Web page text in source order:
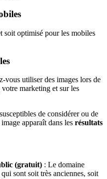
soit optimisé pour les mobiles
vous utiliser des images lors de
marketing et sur les
de considérer ou de
apparaît dans les résultats
(gratuit) : Le domaine
sont soit très anciennes, soit